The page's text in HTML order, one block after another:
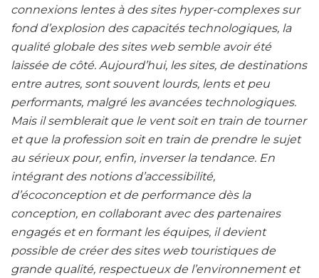
connexions lentes à des sites hyper-complexes sur
fond d’explosion des capacités technologiques, la
qualité globale des sites web semble avoir été
laissée de côté. Aujourd’hui, les sites, de destinations
entre autres, sont souvent lourds, lents et peu
performants, malgré les avancées technologiques.
Mais il semblerait que le vent soit en train de tourner
et que la profession soit en train de prendre le sujet
au sérieux pour, enfin, inverser la tendance. En
intégrant des notions d’accessibilité,
d’écoconception et de performance dès la
conception, en collaborant avec des partenaires
engagés et en formant les équipes, il devient
possible de créer des sites web touristiques de
grande qualité, respectueux de l’environnement et